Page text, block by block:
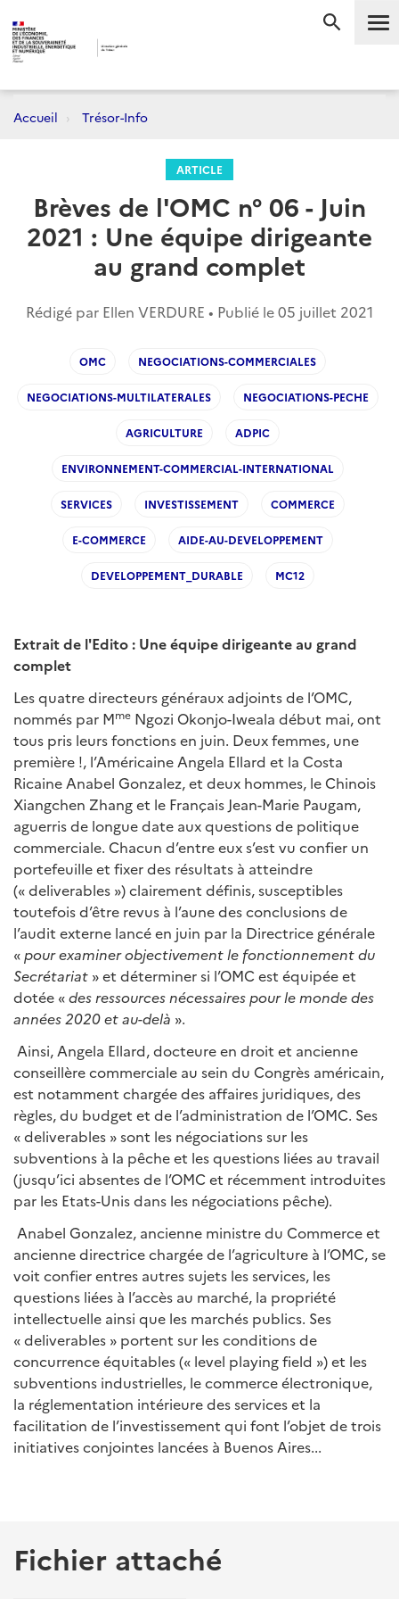
Accueil Trésor-Info
ARTICLE
Brèves de l'OMC n° 06 - Juin
2021 : Une équipe dirigeante
au grand complet
Rédigé par Ellen VERDURE • Publié le05 juillet 2021
OMC NEGOCIATIONS-COMMERCIALES
NEGOCIATIONS-MULTILATERALES NEGOCIATIONS-PECHE
AGRICULTURE ADPIC
ENVIRONNEMENT-COMMERCIAL-INTERNATIONAL
SERVICES INVESTISSEMENT COMMERCE
E-COMMERCE AIDE-AU-DEVELOPPEMENT
DEVELOPPEMENT_DURABLE MC12
Extrait de l'Edito : Une équipe dirigeante au grand
complet
Les quatre directeurs généraux adjoints de l’OMC,
nommés par Mme Ngozi Okonjo-Iweala début mai, ont
tous pris leurs fonctions en juin. Deux femmes, une
première !, l’Américaine Angela Ellard et la Costa
Ricaine Anabel Gonzalez, et deux hommes, le Chinois
Xiangchen Zhang et le Français Jean-Marie Paugam,
aguerris de longue date aux questions de politique
commerciale. Chacun d’entre eux s’est vu confier un
portefeuille et fixer des résultats à atteindre
(« deliverables ») clairement définis, susceptibles
toutefois d’être revus à l’aune des conclusions de
l’audit externe lancé en juin par la Directrice générale
« pour examiner objectivement le fonctionnement du
Secrétariat » et déterminer si l’OMC est équipée et
dotée «des ressources nécessaires pour le monde des
années 2020 et au-delà ».
Ainsi, Angela Ellard, docteure en droit et ancienne
conseillère commerciale au sein du Congrès américain,
est notamment chargée des affaires juridiques, des
règles, du budget et de l’administration de l’OMC. Ses
« deliverables » sont les négociations sur les
subventions à la pêche et les questions liées au travail
(jusqu’ici absentes de l’OMC et récemment introduites
par les Etats-Unis dans les négociations pêche).
Anabel Gonzalez, ancienne ministre du Commerce et
ancienne directrice chargée de l’agriculture à l’OMC, se
voit confier entres autres sujets les services, les
questions liées à l’accès au marché, la propriété
intellectuelle ainsi que les marchés publics. Ses
« deliverables » portent sur les conditions de
concurrence équitables (« level playing field ») et les
subventions industrielles, le commerce électronique,
la réglementation intérieure des services et la
facilitation de l’investissement qui font l’objet de trois
initiatives conjointes lancées à Buenos Aires...
Fichier attaché